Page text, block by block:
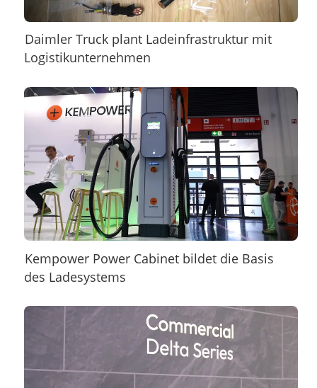
Daimler Truck plant Ladeinfrastruktur mit
Logistikunternehmen
Kempower Power Cabinet bildet die Basis
des Ladesystems